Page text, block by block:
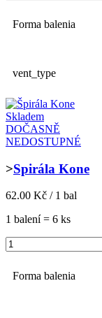
Forma balenia
vent_type
Skladem
DOČASNĚ
NEDOSTUPNÉ
>Spirála Kone
62.00 Kč / 1 bal
1 balení = 6 ks
Forma balenia